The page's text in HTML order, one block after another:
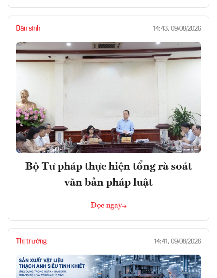
Dân sinh 14:43, 09/08/2026
Bộ Tư pháp thực hiện tổng rà soát
văn bản pháp luật
Đọc ngay
Thị trường 14:41, 09/08/2026